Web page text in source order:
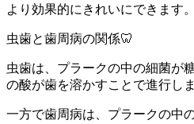
より効果的にきれいにできます。
虫歯と歯周病の関係🦷
虫歯は、プラークの中の細菌が
の酸が歯を溶かすことで進行しま
一方で歯周病は、プラークの中